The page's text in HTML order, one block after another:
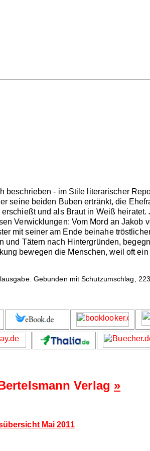
beschrieben - im Stile literarischer
seine beiden Buben ertränkt, die
und als Braut in Weiß
Verwicklungen: Vom Mord an Jakob
mit seiner am Ende beinahe
und Tätern nach Hintergründen,
bewegen die Menschen, weil oft
Gebunden mit Schutzumschlag,
Verlag »
Mai 2011